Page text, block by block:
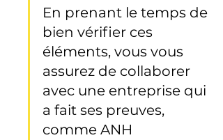
En prenant le temps de
bien vérifier ces
éléments, vous vous
assurez de collaborer
avec une entreprise qui
a fait ses preuves,
comme ANH